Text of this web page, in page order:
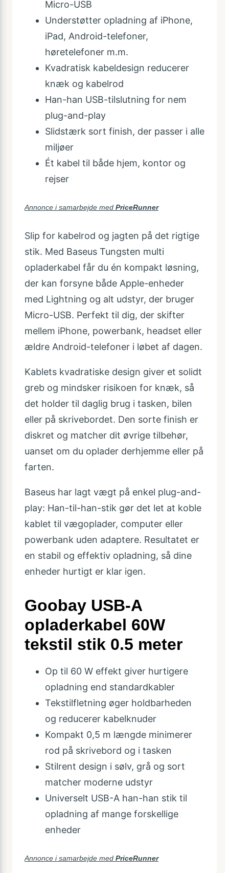
Micro-USB
Understøtter opladning af iPhone,
iPad, Android-telefoner,
høretelefoner m.m.
Kvadratisk kabeldesign reducerer
knæk og kabelrod
Han-han USB-tilslutning for nem
plug-and-play
Slidstærk sort finish, der passer i alle
miljøer
Ét kabel til både hjem, kontor og
rejser
Annonce i samarbejde med PriceRunner
Slip for kabelrod og jagten på det rigtige
stik. Med Baseus Tungsten multi
opladerkabel får du én kompakt løsning,
der kan forsyne både Apple-enheder
med Lightning og alt udstyr, der bruger
Micro-USB. Perfekt til dig, der skifter
mellem iPhone, powerbank, headset eller
ældre Android-telefoner i løbet af dagen.
Kablets kvadratiske design giver et solidt
greb og mindsker risikoen for knæk, så
det holder til daglig brug i tasken, bilen
eller på skrivebordet. Den sorte finish er
diskret og matcher dit øvrige tilbehør,
uanset om du oplader derhjemme eller på
farten.
Baseus har lagt vægt på enkel plug-and-
play: Han-til-han-stik gør det let at koble
kablet til vægoplader, computer eller
powerbank uden adaptere. Resultatet er
en stabil og effektiv opladning, så dine
enheder hurtigt er klar igen.
Goobay USB-A
opladerkabel 60W
tekstil stik 0.5 meter
Op til 60 W effekt giver hurtigere
opladning end standardkabler
Tekstilfletning øger holdbarheden
og reducerer kabelknuder
Kompakt 0,5 m længde minimerer
rod på skrivebord og i tasken
Stilrent design i sølv, grå og sort
matcher moderne udstyr
Universelt USB-A han-han stik til
opladning af mange forskellige
enheder
Annonce i samarbejde med PriceRunner